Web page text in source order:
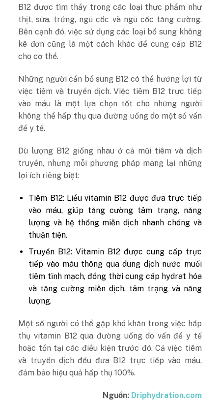
B12 được tìm thấy trong các loại thực phẩm như
thịt, sữa, trứng, ngũ cốc và ngũ cốc tăng cường.
Bên cạnh đó, việc sử dụng các loại bổ sung không
kê đơn cũng là một cách khác để cung cấp B12
cho cơ thể.
Những người cần bổ sung B12 có thể hưởng lợi từ
việc tiêm và truyền dịch. Việc tiêm B12 trực tiếp
vào máu là một lựa chọn tốt cho những người
không thể hấp thụ qua đường uống do một số vấn
đề y tế.
Dù lượng B12 giống nhau ở cả mũi tiêm và dịch
truyền, nhưng mỗi phương pháp mang lại những
lợi ích riêng biệt:
Tiêm B12: Liều vitamin B12 được đưa trực tiếp
vào máu, giúp tăng cường tâm trạng, năng
lượng và hệ thống miễn dịch nhanh chóng và
thuận tiện.
Truyền B12: Vitamin B12 được cung cấp trực
tiếp vào máu thông qua dung dịch nước muối
tiêm tĩnh mạch, đồng thời cung cấp hydrat hóa
và tăng cường miễn dịch, tâm trạng và năng
lượng.
Một số người có thể gặp khó khăn trong việc hấp
thụ vitamin B12 qua đường uống do vấn đề y tế
hoặc tồn tại các điều kiện trước đó. Cả việc tiêm
và truyền dịch đều đưa B12 trực tiếp vào máu,
đảm bảo hiệu quả hấp thụ 100%.
Nguồn: Driphydration.com